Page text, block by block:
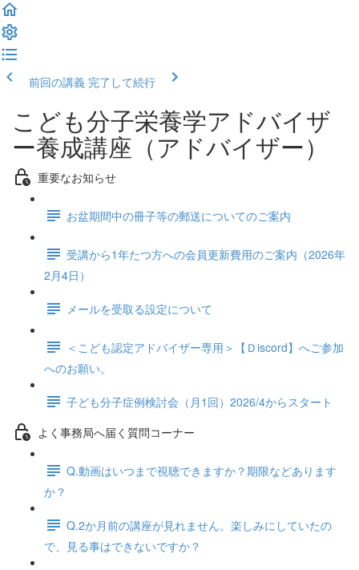
前回の講義 完了して続行
こども分子栄養学アドバイザ
ー養成講座（アドバイザー）
重要なお知らせ
お盆期間中の冊子等の郵送についてのご案内
受講から1年たつ方への会員更新費用のご案内（2026年
2月4日）
メールを受取る設定について
＜こども認定アドバイザー専用＞【Ｄiscord】へご参加
へのお願い。
子ども分子症例検討会（月1回）2026/4からスタート
よく事務局へ届く質問コーナー
Q.動画はいつまで視聴できますか？期限などあります
か？
Q.2か月前の講座が見れません。楽しみにしていたの
で、見る事はできないですか？